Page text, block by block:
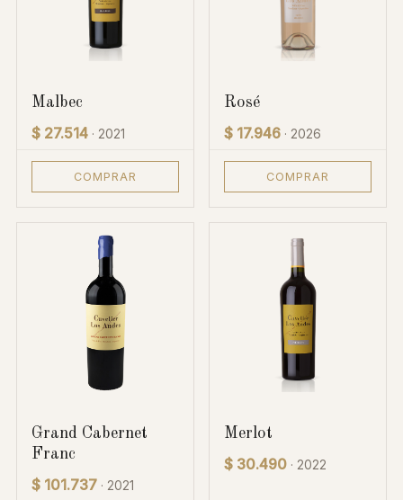
Malbec
$ 27.514 · 2021
COMPRAR
Rosé
$ 17.946 · 2026
COMPRAR
Grand Cabernet
Franc
$ 101.737 · 2021
Merlot
$ 30.490 · 2022